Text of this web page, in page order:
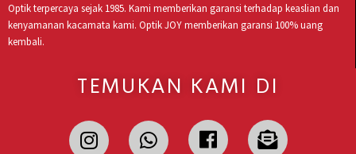
Optik terpercaya sejak 1985. Kami memberikan garansi terhadap keaslian dan
kenyamanan kacamata kami. Optik JOY memberikan garansi 100% uang
kembali.
TEMUKAN KAMI DI